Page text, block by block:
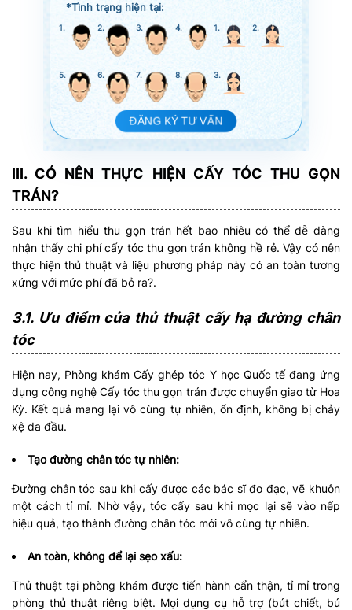
*Tình trạng hiện tại:
1. 2. 3. 4. 1. 2.
5. 6. 7. 8. 3.
ĐĂNG KÝ TƯ VẤN
III. CÓ NÊN THỰC HIỆN CẤY TÓC THU GỌN
TRÁN?
Sau khi tìm hiểu thu gọn trán hết bao nhiêu có thể dễ dàng
nhận thấy chi phí cấy tóc thu gọn trán không hề rẻ. Vậy có nên
thực hiện thủ thuật và liệu phương pháp này có an toàn tương
xứng với mức phí đã bỏ ra?.
3.1. Ưu điểm của thủ thuật cấy hạ đường chân
tóc
Hiện nay, Phòng khám Cấy ghép tóc Y học Quốc tế đang ứng
dụng công nghệ Cấy tóc thu gọn trán được chuyển giao từ Hoa
Kỳ. Kết quả mang lại vô cùng tự nhiên, ổn định, không bị chảy
xệ da đầu.
Tạo đường chân tóc tự nhiên:
Đường chân tóc sau khi cấy được các bác sĩ đo đạc, vẽ khuôn
một cách tỉ mỉ. Nhờ vậy, tóc cấy sau khi mọc lại sẽ vào nếp
hiệu quả, tạo thành đường chân tóc mới vô cùng tự nhiên.
An toàn, không để lại sẹo xấu:
Thủ thuật tại phòng khám được tiến hành cẩn thận, tỉ mỉ trong
phòng thủ thuật riêng biệt. Mọi dụng cụ hỗ trợ (bút chiết, bú